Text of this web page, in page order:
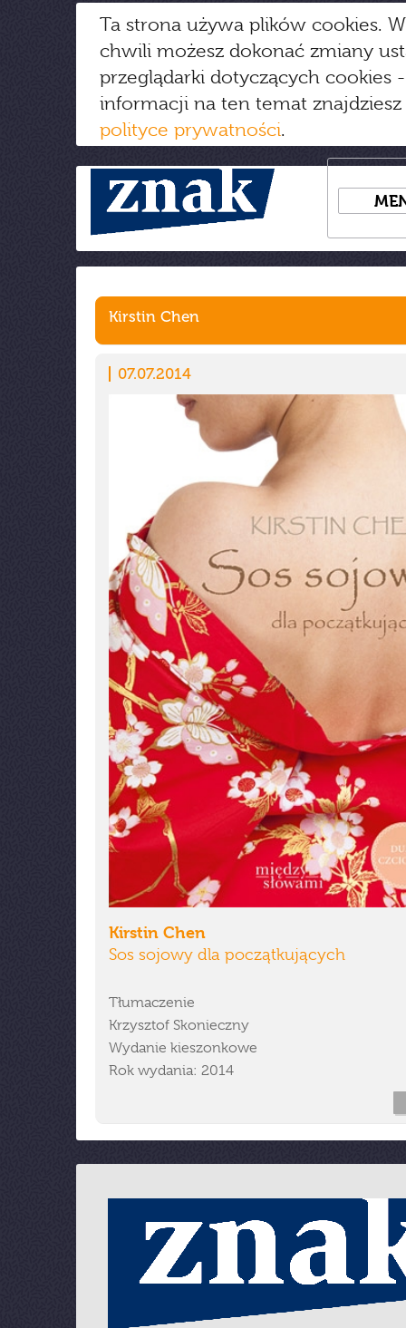
Ta strona używa plików cookies.
chwili możesz dokonać zmiany
przeglądarki dotyczących cookies
informacji na ten temat
polityce prywatności.
Kirstin Chen
07.07.2014
Kirstin Chen
Sos sojowy dla początkujących
Tłumaczenie
Krzysztof Skonieczny
Wydanie kieszonkowe
Rok wydania: 2014